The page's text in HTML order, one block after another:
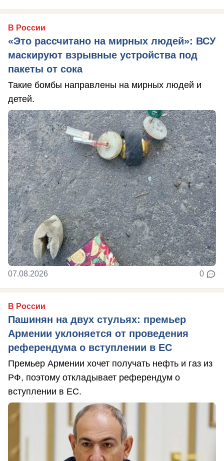
В России
«Это рассчитано на мирных людей»: ВСУ
маскируют взрывные устройства под
пакеты от сока
Такие бомбы направлены на мирных людей и
детей.
07.08.2026 0
В России
Пашинян на двух стульях: премьер
Армении уклоняется от проведения
референдума о вступлении в ЕС
Премьер Армении хочет получать нефть и газ из
РФ, поэтому откладывает референдум о
вступлении в ЕС.